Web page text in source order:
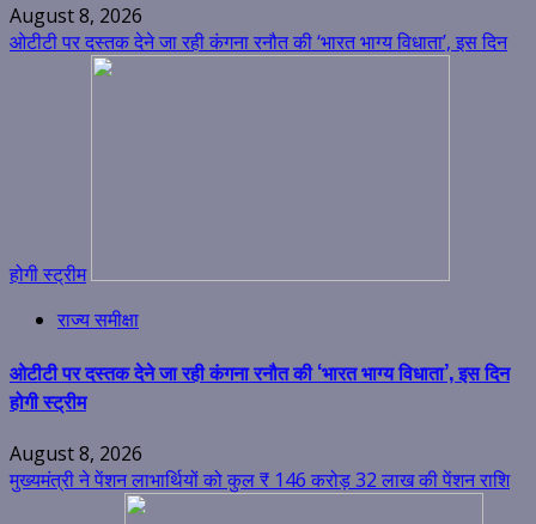
August 8, 2026
ओटीटी पर दस्तक देने जा रही कंगना रनौत की ‘भारत भाग्य विधाता’, इस दिन
होगी स्ट्रीम
राज्य समीक्षा
ओटीटी पर दस्तक देने जा रही कंगना रनौत की ‘भारत भाग्य विधाता’, इस दिन
होगी स्ट्रीम
August 8, 2026
मुख्यमंत्री ने पेंशन लाभार्थियों को कुल ₹ 146 करोड़ 32 लाख की पेंशन राशि